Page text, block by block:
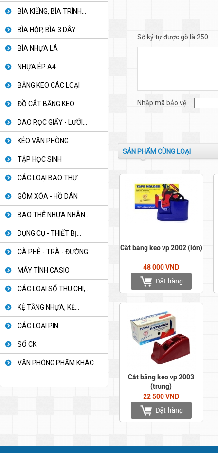
BÌA KIẾNG, BÌA TRÌNH...
BÌA HỘP, BÌA 3 DÂY
BÌA NHỰA LÁ
NHỰA ÉP A4
BĂNG KEO CÁC LOẠI
ĐỒ CẮT BĂNG KEO
DAO RỌC GIẤY - LƯỠI...
KÉO VĂN PHÒNG
TẬP HỌC SINH
CÁC LOẠI BAO THƯ
GÔM XÓA - HỒ DÁN
BAO THẺ NHỰA NHÂN...
DỤNG CỤ - THIẾT BỊ...
CÀ PHÊ - TRÀ - ĐƯỜNG
MÁY TÍNH CASIO
CÁC LOẠI SỔ THU CHI,...
KỆ TẦNG NHỰA, KỆ...
CÁC LOẠI PIN
SỔ CK
VĂN PHÒNG PHẨM KHÁC
Số ký tự được gõ là 250
Nhập mã bảo vệ
SẢN PHẨM CÙNG LOẠI
Cắt băng keo vp 2002 (lớn)
48 000 VND
Cắt băng keo vp 2003
(trung)
22 500 VND